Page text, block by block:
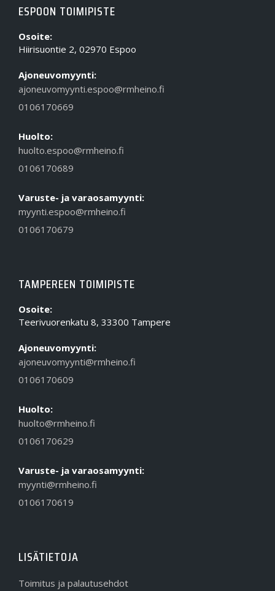
ESPOON TOIMIPISTE
Osoite:
Hiirisuontie 2, 02970 Espoo
Ajoneuvomyynti:
ajoneuvomyynti.espoo@rmheino.fi
0106170669
Huolto:
huolto.espoo@rmheino.fi
0106170689
Varuste- ja varaosamyynti:
myynti.espoo@rmheino.fi
0106170679
TAMPEREEN TOIMIPISTE
Osoite:
Teerivuorenkatu 8, 33300 Tampere
Ajoneuvomyynti:
ajoneuvomyynti@rmheino.fi
0106170609
Huolto:
huolto@rmheino.fi
0106170629
Varuste- ja varaosamyynti:
myynti@rmheino.fi
0106170619
LISÄTIETOJA
Toimitus ja palautusehdot